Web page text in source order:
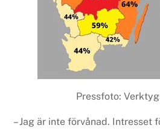
Pressfoto:
– Jag är inte förvånad. Intresset